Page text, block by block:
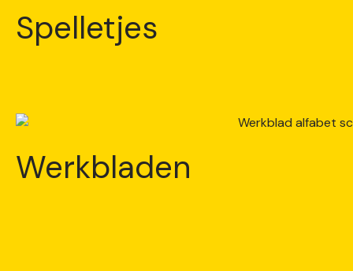
Spelletjes
Werkbladen